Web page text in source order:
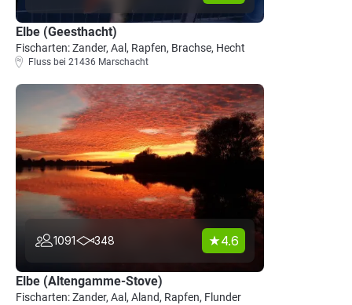
Elbe (Geesthacht)
Fischarten: Zander, Aal, Rapfen, Brachse, Hecht
Fluss bei 21436 Marschacht
1091 348 4.6
Elbe (Altengamme-Stove)
Fischarten: Zander, Aal, Aland, Rapfen, Flunder